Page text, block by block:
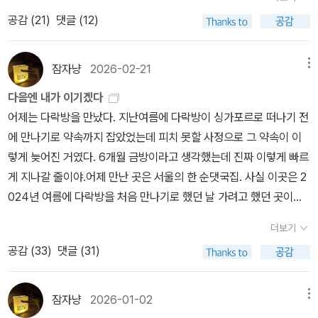
는 주드>이다. ‘이름 없는’ 이라는 형용사가 영어 원제에는 부합할 지
모르나, 원작의 스토리와 분위기를 전달하는 데는 ‘비운의’라는 말이
더 맞는 것 같다. 끊임없이 비가 내리는 지난 여름, 이 서늘한 사랑이
야기를 읽으며 겨우겨우 습기 많은 여름밤을 견뎌냈다.주드 폴리와
수 브라이드헤드, 이 소설의 주인공들이자 사촌간인 이 두 사람의 삶
을 읽다보면, 삶이란 참으로 어렵고 쓸쓸한 일이라는 생각을 하게 된
다. 자신이 이루고자 하는 목표에 도달하는 데는 온갖 장애물들이 등
장하게 마련이고, 때론 예기치 않은 우연들이 틈입하기도 한다. 서로
에 대한 절절한 사랑에도 불구하고 그것이 성취되는 것은 어려운 일
이다. 설사 성취된다하더라도 그게 곧 행복이 아닐 수도 있다. 남녀 간
인위적인 노력에 의해 극복될 수 없는 경우에 해당할 터인데, 애정 소
경우에는 이 말 외에는 달리 쓸 말이 없을 것 같다. 두 사람의 비극적
티비 들어갔다가 마지막에 프라임 들어가서 영화를 하나 선택했다.
제목하여 <The hottest summer> 이며 로맨스 장르란다. 우엇, 이
것은 그렇다면 뜨거운 로맨스?! 19금? 이러는데 영어로 줄거리 나온
걸 대충 보니 여름에 이탈리아 시칠리에서 여주가 아주 핸썸한 신부p
riest 를 만나.. 는 것인가 보았다. 우엇. 신부는 여자랑 로맨스 벌이면
안되잖아? 그렇다면 이것은 금기의 사랑? 이탈리아 시칠리, 하티스
트, 신부.. 난리났네 난리났어. 그리고 재생을 시켰는데 ㅋㅋㅋㅋㅋㅋ
ㅋㅋㅋ 아니, 오디오는 이탈리아어에 자막은 한국어가 없는거에요.
눈물이 났죠. 다른거 찾아서 볼까 하다가 걍 한 번 대충 자막 영어로
두고 보자, 라고 생각하고 보기 시작했는데, 지금부터 펼쳐지는 영화
의 내용은 영어 자막을 보고 이해한 것이므로 다소 틀린 내용이 있을
수 있다는 것을 미리 밝혀둔다 ㅋ'루시아'는 친구 '발렌티나'와 여름 일
정 기간 동안 시실리 마을에서 캠프에 자원하게 된다. 뭔말인지 잘 모
하고 그림도 그리고 또 성당도 가꾸고 그런 것인가 보았다. 그리고 그
들은 그 캠프에 도착해서 젊은 신부 '니콜라'를 만나게 되는데, 와, 그
공감 (21) 댓글 (12)
잠자냥 2026-02-21
다음엔 내가 이기겠다
어제는 다락방을 만났다. 지난여름에 다락방이 싱가포르로 떠나기 전
에 만나기로 약속까지 잡았었는데 피치 못할 사정으로 그 약속이 이
렇게 늦어진 거였다. 6개월 금방이라고 생각했는데 진짜 이렇게 빠르
게 지나갈 줄이야.어제 만난 곳은 서울의 한 순댓국집. 사실 이곳은 2
024년 여름에 다락방을 처음 만나기로 했던 날 가려고 했던 곳이다.
처음 만난 사이에 갑자기 장소를 바꿔야 해서 어디 가죠? 어디 가죠?
이런 상황이 벌어지게 했던 곳이기도.드디어 바로 거기에. 2월 14일
부터 계속 휴가여서 두문불출 집콕 생활 중이던 나는 진짜 오랜만에
바깥바람을 맞으러 나갔고…(그래도 설 당일에 본가는 갔었다!!! 장하
더보기
공감 (33) 댓글 (31)
잠자냥 2026-01-02